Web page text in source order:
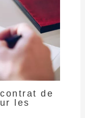
de
les